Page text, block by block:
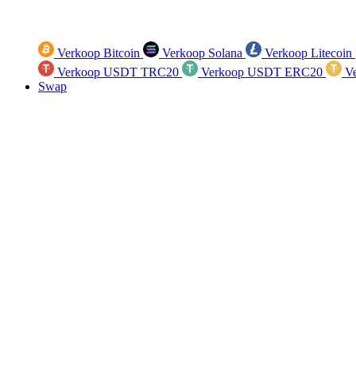
Verkoop Bitcoin Verkoop Solana
Verkoop Litecoin
Verkoop USDT TRC20
Verkoop USDT ERC20
Swap